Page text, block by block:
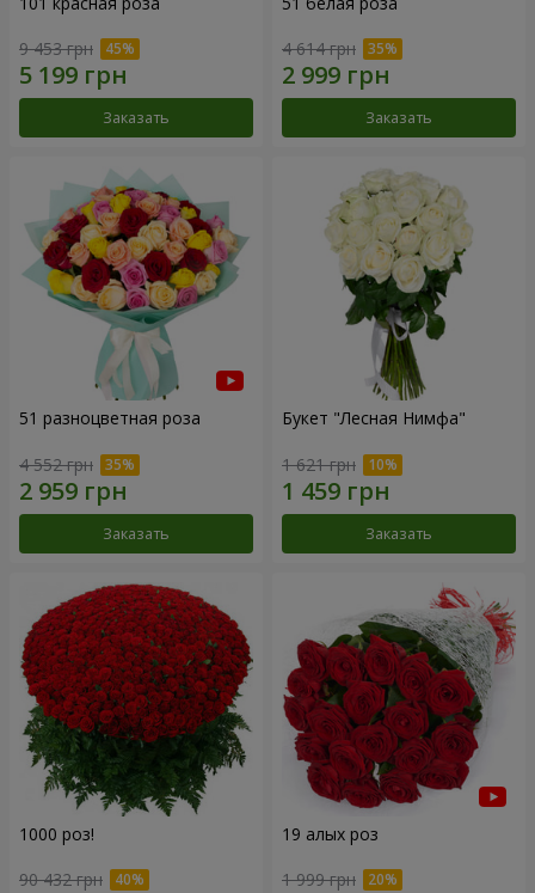
9 453 грн
Заказать
4 614 грн
Заказать
51 разноцветная роза
4 552 грн
Заказать
Букет "Лесная Нимфа"
1 621 грн
Заказать
1000 роз!
90 432 грн
19 алых роз
1 999 грн